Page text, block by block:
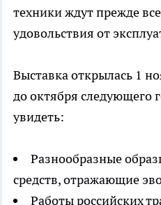
техники ждут прежде
удовольствия от
Выставка открылась 1
до октября следующего
увидеть:
Разнообразные
средств, отражающие
Работы российских